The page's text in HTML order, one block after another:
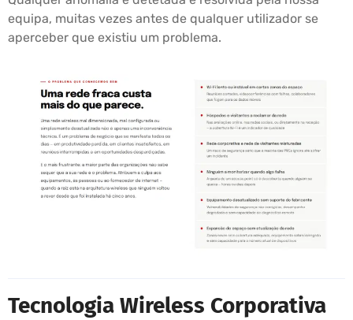
equipa, muitas vezes antes de qualquer utilizador se
aperceber que existiu um problema.
Tecnologia Wireless Corporativa